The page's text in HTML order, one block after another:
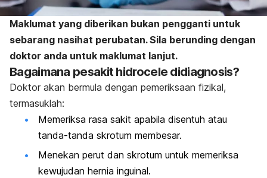
Maklumat yang diberikan bukan pengganti untuk
sebarang nasihat perubatan. Sila berunding dengan
doktor anda untuk maklumat lanjut.
Bagaimana pesakit hidrocele didiagnosis?
Doktor akan bermula dengan pemeriksaan fizikal,
termasuklah:
Memeriksa rasa sakit apabila disentuh atau
tanda-tanda skrotum membesar.
Menekan perut dan skrotum untuk memeriksa
kewujudan hernia inguinal.